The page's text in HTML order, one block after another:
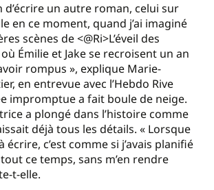
d’écrire un autre roman, celui sur
en ce moment, quand j’ai imaginé
scènes de <@Ri>L’éveil des
Émilie et Jake se recroisent un an
rompus », explique Marie-
en entrevue avec l’Hebdo Rive
impromptue a fait boule de neige.
a plongé dans l’histoire comme
déjà tous les détails. « Lorsque
écrire, c’est comme si j’avais planifié
ce temps, sans m’en rendre
t-elle.